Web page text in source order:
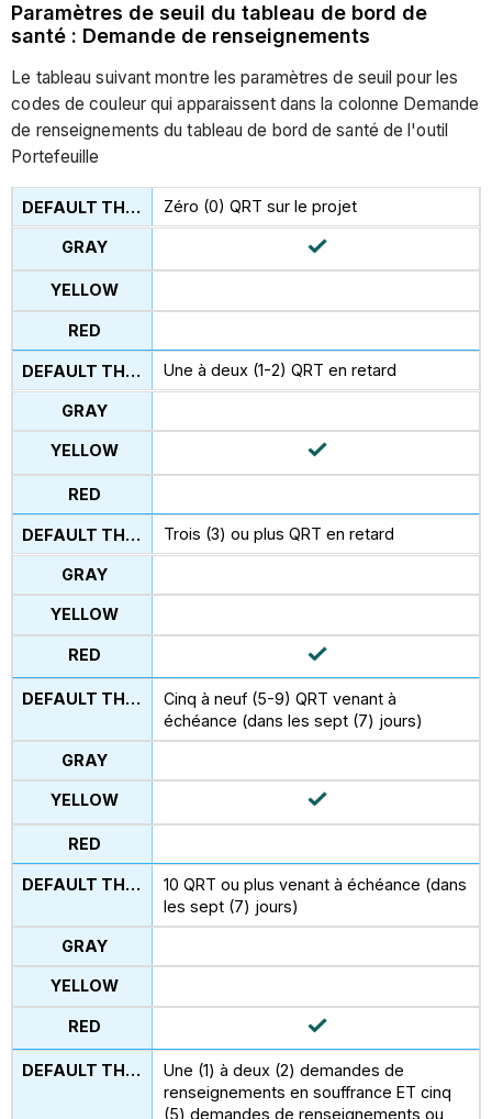
Paramètres de seuil du tableau de bord de
santé : Demande de renseignements
Le tableau suivant montre les paramètres de seuil pour les
codes de couleur qui apparaissent dans la colonne Demande
de renseignements du tableau de bord de santé de l'outil
Portefeuille
Zéro (0) QRT sur le projet
Une à deux (1-2) QRT en retard
Trois (3) ou plus QRT en retard
Cinq à neuf (5-9) QRT venant à
échéance (dans les sept (7) jours)
10 QRT ou plus venant à échéance (dans
les sept (7) jours)
Une (1) à deux (2) demandes de
renseignements en souffrance ET cinq
(5) demandes de renseignements ou